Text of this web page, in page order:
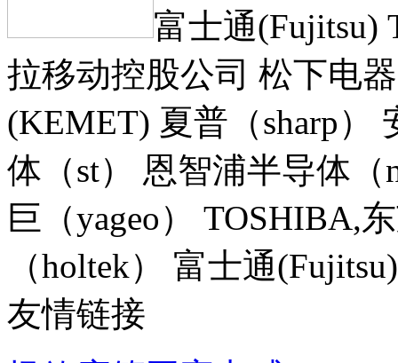
富士通(Fujitsu)
拉移动控股公司 松下电
(KEMET) 夏普（sharp）
体（st） 恩智浦半导体（
巨（yageo） TOSHIBA,
（holtek） 富士通(Fujitsu)
友情链接